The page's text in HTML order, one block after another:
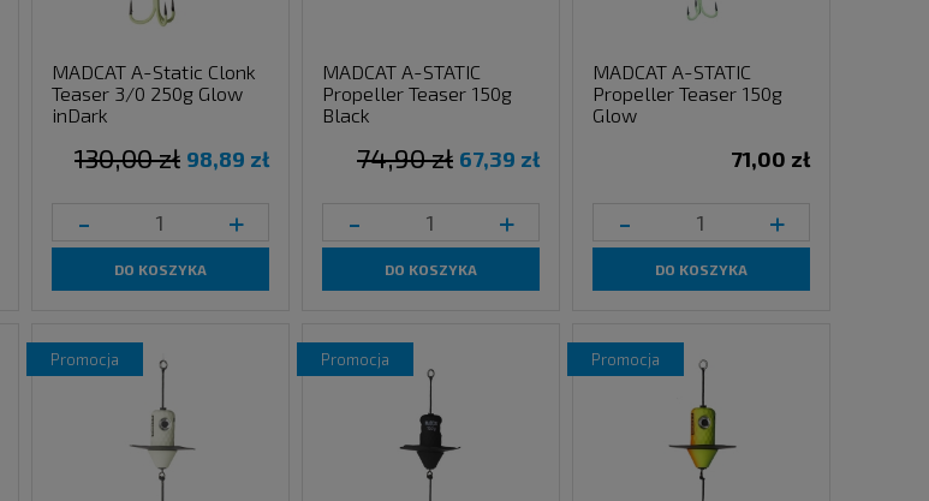
MADCAT A-Static Clonk
Teaser 3/0 250g Glow
inDark
98,89 zł
130,00 zł
- +
DO KOSZYKA
MADCAT A-STATIC
Propeller Teaser 150g
Black
67,39 zł
74,90 zł
- +
DO KOSZYKA
MADCAT A-STATIC
Propeller Teaser 150g
Glow
71,00 zł
- +
DO KOSZYKA
promocja promocja promocja